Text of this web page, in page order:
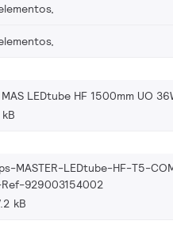
LEDtube HF 1500mm UO
kB
MASTER-LEDtube-HF-T5-
929003154002
kB